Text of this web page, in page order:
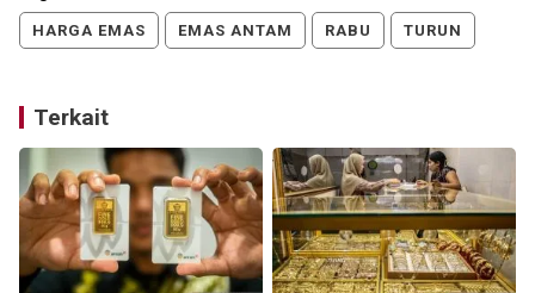
HARGA EMAS EMAS ANTAM RABU TURUN
Terkait